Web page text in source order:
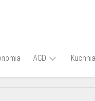
AGD Kuchnia